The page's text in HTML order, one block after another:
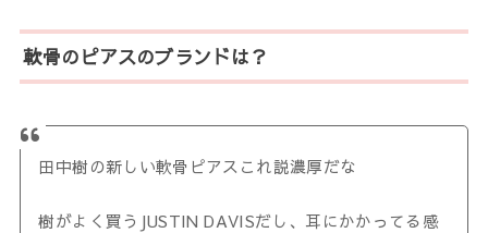
軟骨のピアスのブランドは？
田中樹の新しい軟骨ピアスこれ説濃厚だな
樹がよく買うJUSTIN DAVISだし、耳にかかってる感